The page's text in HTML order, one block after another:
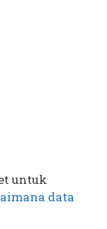
untuk
data